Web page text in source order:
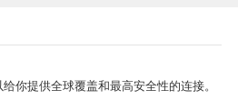
你提供全球覆盖和最高安全性的连接。